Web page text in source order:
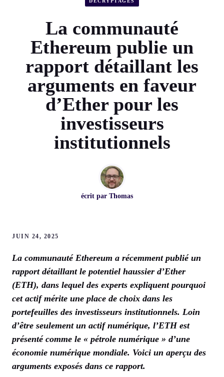
La communauté
Ethereum publie un
rapport détaillant les
arguments en faveur
d’Ether pour les
investisseurs
institutionnels
écrit par Thomas
JUIN 24, 2025
La communauté Ethereum a récemment publié un
rapport détaillant le potentiel haussier d’Ether
(ETH), dans lequel des experts expliquent pourquoi
cet actif mérite une place de choix dans les
portefeuilles des investisseurs institutionnels. Loin
d’être seulement un actif numérique, l’ETH est
présenté comme le « pétrole numérique » d’une
économie numérique mondiale. Voici un aperçu des
arguments exposés dans ce rapport.